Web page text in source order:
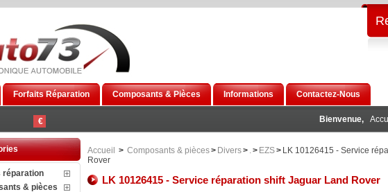
€
Forfaits Réparation Composants & Pièces Informations Contactez-Nous
Bienvenue,
réparation
& pièces
Accueil > Composants & pièces> Divers> .> EZS> LK 10126415 - Service
Rover
LK 10126415 - Service réparation shift Jaguar Land Rover